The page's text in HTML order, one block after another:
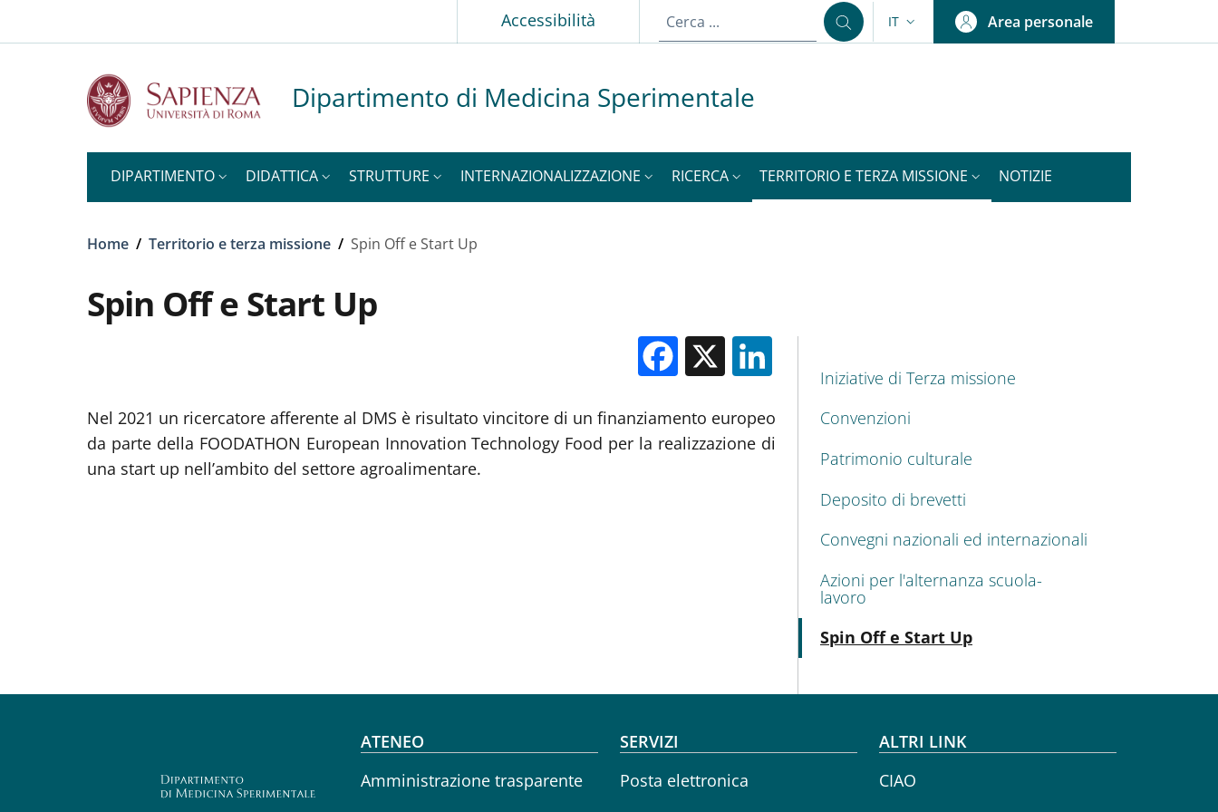
Accessibilità SELETTORE LINGUA: CURRENT LANGUAGE
IT Area personale
Dipartimento di Medicina Sperimentale
DIPARTIMENTO DIDATTICA STRUTTURE INTERNAZIONALIZZAZIONE RICERCA TERRITORIO E TERZA MISSIONE NOTIZIE
Briciole di pane
Home / Territorio e terza missione / Spin Off e Start Up
Spin Off e Start Up
Facebook
X
Nel 2021 un ricercatore afferente al DMS è risultato vincitore di un finanziamento europeo
da parte della FOODATHON European Innovation Technology Food per la realizzazione di
una start up nell’ambito del settore agroalimentare.
MENU CEV SECOND NAVIGATION
Iniziative di Terza missione
Convenzioni
Patrimonio culturale
Deposito di brevetti
Convegni nazionali ed internazionali
Azioni per l'alternanza scuola-
lavoro
Spin Off e Start Up
Footer menu
ATENEO
Amministrazione trasparente
SERVIZI
Posta elettronica
ALTRI LINK
CIAO